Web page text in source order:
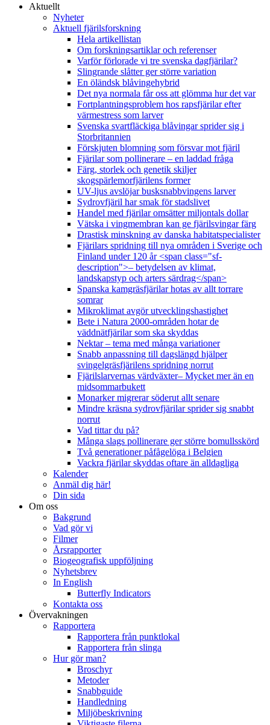
Aktuellt
Nyheter
Aktuell fjärilsforskning
Hela artikellistan
Om forskningsartiklar och referenser
Varför förlorade vi tre svenska dagfjärilar?
Slingrande slåtter ger större variation
En öländsk blåvingehybrid
Det nya normala får oss att glömma hur det var
Fortplantningsproblem hos rapsfjärilar efter
värmestress som larver
Svenska svartfläckiga blåvingar sprider sig i
Storbritannien
Förskjuten blomning som försvar mot fjäril
Fjärilar som pollinerare – en laddad fråga
Färg, storlek och genetik skiljer
skogspärlemorfjärilens former
UV-ljus avslöjar busksnabbvingens larver
Sydrovfjäril har smak för stadslivet
Handel med fjärilar omsätter miljontals dollar
Vätska i vingmembran kan ge fjärilsvingar färg
Drastisk minskning av danska habitatspecialister
Fjärilars spridning till nya områden i Sverige och
Finland under 120 år <span class="sf-
description">– betydelsen av klimat,
landskapstyp och arters särdrag</span>
Spanska kamgräsfjärilar hotas av allt torrare
somrar
Mikroklimat avgör utvecklingshastighet
Bete i Natura 2000-områden hotar de
väddnätfjärilar som ska skyddas
Nektar – tema med många variationer
Snabb anpassning till dagslängd hjälper
svingelgräsfjärilens spridning norrut
Fjärilslarvernas värdväxter– Mycket mer än en
midsommarbukett
Monarker migrerar söderut allt senare
Mindre kräsna sydrovfjärilar sprider sig snabbt
norrut
Vad tittar du på?
Många slags pollinerare ger större bomullsskörd
Två generationer påfågelöga i Belgien
Vackra fjärilar skyddas oftare än alldagliga
Kalender
Anmäl dig här!
Din sida
Om oss
Bakgrund
Vad gör vi
Filmer
Årsrapporter
Biogeografisk uppföljning
Nyhetsbrev
In English
Butterfly Indicators
Kontakta oss
Övervakningen
Rapportera
Rapportera från punktlokal
Rapportera från slinga
Hur gör man?
Broschyr
Metoder
Snabbguide
Handledning
Miljöbeskrivning